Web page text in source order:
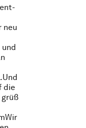
neu
und
die
grüß